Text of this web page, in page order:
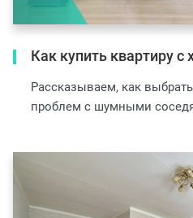
Как купить квартиру
Рассказываем, как
проблем с шумными